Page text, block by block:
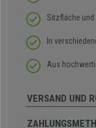
Sitzfläche und
In
Aus
VERSAND UND